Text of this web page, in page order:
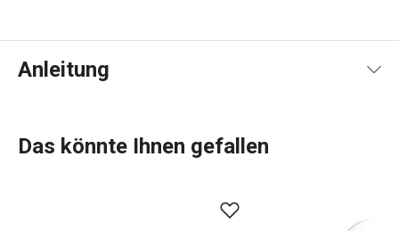
Anleitung
Das könnte Ihnen gefallen